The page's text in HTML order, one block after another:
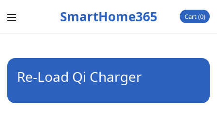
SmartHome365 Cart 0
Re-Load Qi Charger